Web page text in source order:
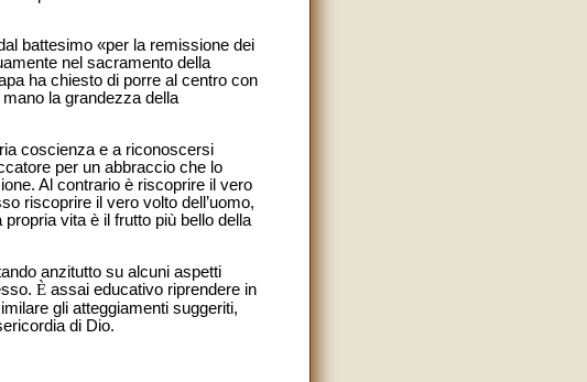
battesimo «per la remissione dei
nel sacramento della
ha chiesto di porre al centro con
la grandezza della
coscienza e a riconoscersi
per un abbraccio che lo
Al contrario è riscoprire il vero
riscoprire il vero volto dell’uomo,
vita è il frutto più bello della
anzitutto su alcuni aspetti
È assai educativo riprendere in
gli atteggiamenti suggeriti,
di Dio.